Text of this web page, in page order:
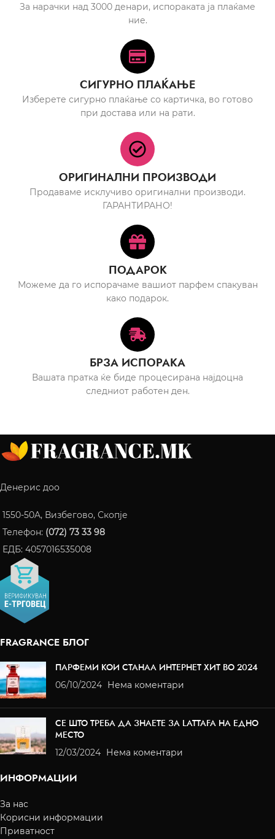
За нарачки над 3000 денари, испораката ја плаќаме
ние.
СИГУРНО ПЛАЌАЊЕ
Изберете сигурно плаќање со картичка, во готово
при достава или на рати.
ОРИГИНАЛНИ ПРОИЗВОДИ
Продаваме исклучиво оригинални производи.
ГАРАНТИРАНО!
ПОДАРОК
Можеме да го испорачаме вашиот парфем спакуван
како подарок.
БРЗА ИСПОРАКА
Вашата пратка ќе биде процесирана најдоцна
следниот работен ден.
Денерис доо
1550-50A, Визбегово, Скопје
Телефон: (072) 73 33 98
ЕДБ: 4057016535008
FRAGRANCE БЛОГ
ПАРФЕМИ КОИ СТАНАА ИНТЕРНЕТ ХИТ ВО 2024
06/10/2024 Нема коментари
СЕ ШТО ТРЕБА ДА ЗНАЕТЕ ЗА LATTAFA НА ЕДНО
МЕСТО
12/03/2024 Нема коментари
ИНФОРМАЦИИ
За нас
Корисни информации
Приватност